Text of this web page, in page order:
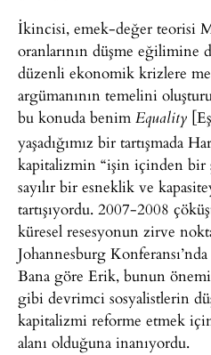
İkincisi, emek-değer teorisi
oranlarının düşme eğilimine
düzenli ekonomik krizlere
argümanının temelini
bu konuda benim Equality
yaşadığımız bir tartışmada
kapitalizmin “işin içinden bir
sayılır bir esneklik ve
tartışıyordu. 2007-2008
küresel resesyonun zirve
Johannesburg
Bana göre Erik, bunun
gibi devrimci sosyalistlerin
kapitalizmi reforme etmek
alanı olduğuna inanıyordu.